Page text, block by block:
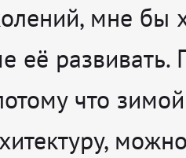
мне бы
её развивать.
что